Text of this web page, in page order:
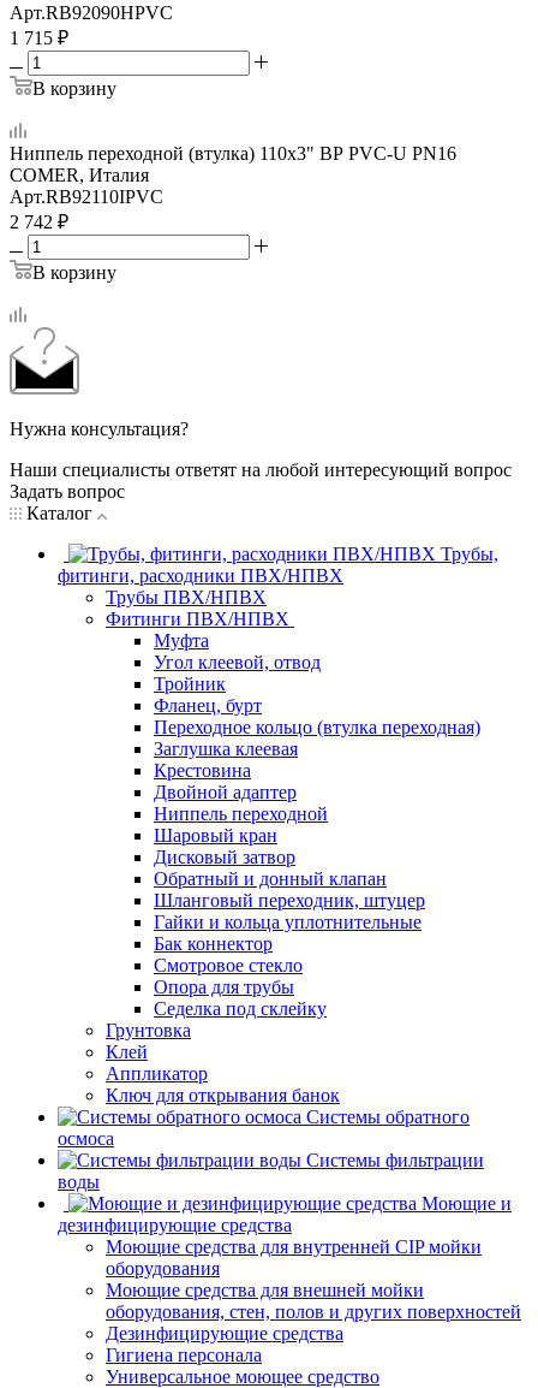
Арт.RB92090HPVC
1 715 ₽
В корзину
Ниппель переходной (втулка) 110x3" ВР PVC-U PN16
COMER, Италия
Арт.RB92110IPVC
2 742 ₽
В корзину
Нужна консультация?
Наши специалисты ответят на любой интересующий вопрос
Задать вопрос
Каталог
Трубы,
фитинги, расходники ПВХ/НПВХ
Трубы ПВХ/НПВХ
Фитинги ПВХ/НПВХ
Муфта
Угол клеевой, отвод
Тройник
Фланец, бурт
Переходное кольцо (втулка переходная)
Заглушка клеевая
Крестовина
Двойной адаптер
Ниппель переходной
Шаровый кран
Дисковый затвор
Обратный и донный клапан
Шланговый переходник, штуцер
Гайки и кольца уплотнительные
Бак коннектор
Смотровое стекло
Опора для трубы
Седелка под склейку
Грунтовка
Клей
Аппликатор
Ключ для открывания банок
Системы обратного
осмоса
Системы фильтрации
воды
Моющие и
дезинфицирующие средства
Моющие средства для внутренней CIP мойки
оборудования
Моющие средства для внешней мойки
оборудования, стен, полов и других поверхностей
Дезинфицирующие средства
Гигиена персонала
Универсальное моющее средство